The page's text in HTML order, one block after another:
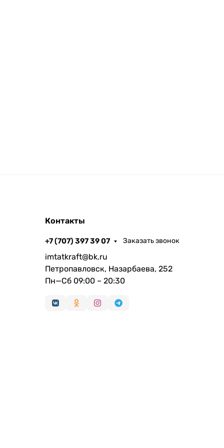
Контакты
+7 (707) 397 39 07 Заказать звонок
imtatkraft@bk.ru
Петропавловск, Назарбаева, 252
Пн—Сб 09:00 – 20:30